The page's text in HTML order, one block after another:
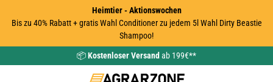
Heimtier - Aktionswochen
Bis zu 40% Rabatt + gratis Wahl Conditioner zu jedem 5l Wahl Dirty Beastie
Shampoo!
📦Kostenloser Versand ab 199€**